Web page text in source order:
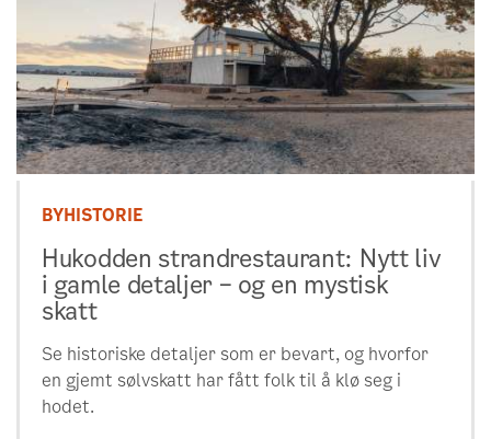
BYHISTORIE
Hukodden strandrestaurant: Nytt liv
i gamle detaljer – og en mystisk
skatt
Se historiske detaljer som er bevart, og hvorfor
en gjemt sølvskatt har fått folk til å klø seg i
hodet.